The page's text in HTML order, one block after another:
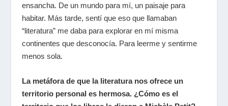
ensancha. De un mundo para mí, un paisaje para
habitar. Más tarde, sentí que eso que llamaban
“literatura” me daba para explorar en mí misma
continentes que desconocía. Para leerme y sentirme
menos sola.
La metáfora de que la literatura nos ofrece un
territorio personal es hermosa. ¿Cómo es el